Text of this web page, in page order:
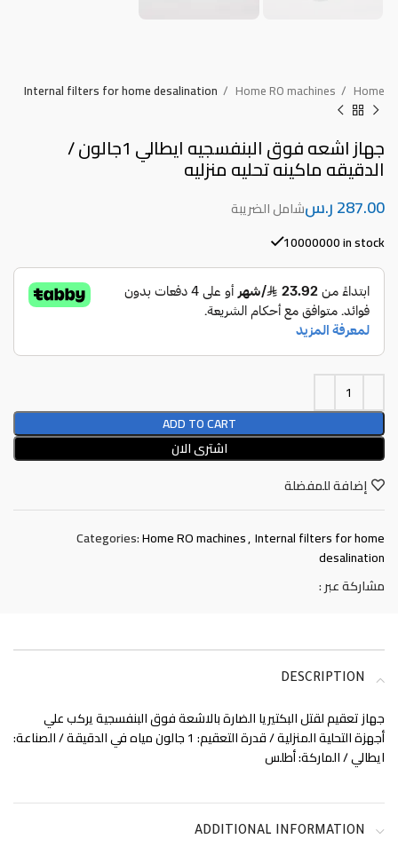
Home
Home RO machines
Internal filters for home desalination
جهاز اشعه فوق البنفسجيه ايطالي 1جالون /
الدقيقه ماكينه تحليه منزليه
ر.س
10000000 in stock
ADD TO CART
اشترى الان
إضافة للمفضلة
Categories:Home RO machines,Internal filters for home
desalination
مشاركة عبر :
DESCRIPTION
جهاز تعقيم لقتل البكتيريا الضارة بالاشعة فوق البنفسجية يركب علي
أجهزة التحلية المنزلية / قدرة التعقيم: 1 جالون مياه في الدقيقة / الصناعة:
ايطالي / الماركة: أطلس
ADDITIONAL INFORMATION